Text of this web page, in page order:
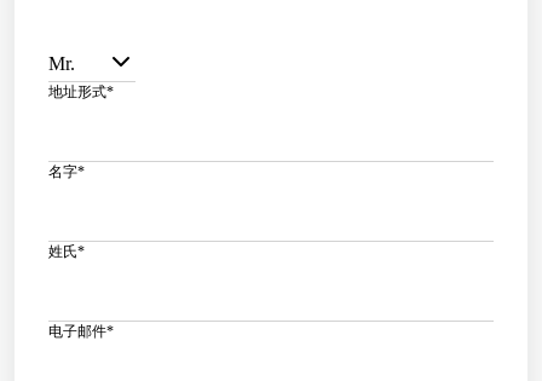
Mr.
地址形式*
名字*
姓氏*
电子邮件*